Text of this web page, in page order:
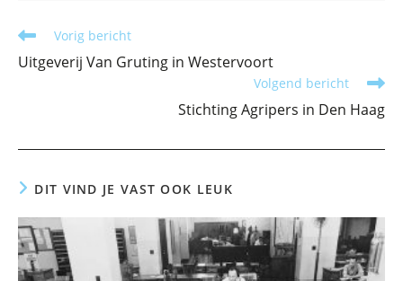
Lees
artikelen
Vorig bericht
Uitgeverij Van Gruting in Westervoort
Volgend bericht
Stichting Agripers in Den Haag
DIT VIND JE VAST OOK LEUK